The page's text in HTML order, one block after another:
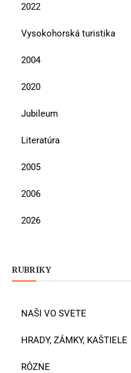
2022
Vysokohorská turistika
2004
2020
Jubileum
Literatúra
2005
2006
2026
RUBRIKY
NAŠI VO SVETE
HRADY, ZÁMKY, KAŠTIELE
RÔZNE